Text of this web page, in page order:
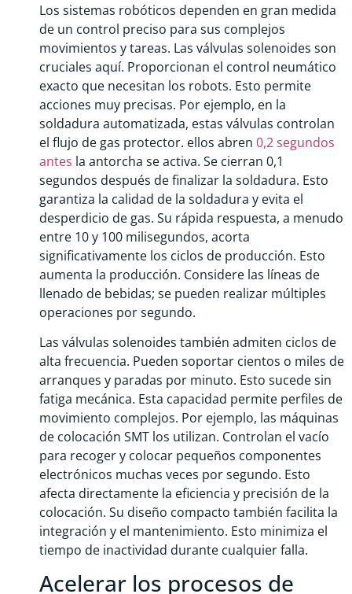
Los sistemas robóticos dependen en gran medida
de un control preciso para sus complejos
movimientos y tareas. Las válvulas solenoides son
cruciales aquí. Proporcionan el control neumático
exacto que necesitan los robots. Esto permite
acciones muy precisas. Por ejemplo, en la
soldadura automatizada, estas válvulas controlan
el flujo de gas protector. ellos abren 0,2 segundos
antes la antorcha se activa. Se cierran 0,1
segundos después de finalizar la soldadura. Esto
garantiza la calidad de la soldadura y evita el
desperdicio de gas. Su rápida respuesta, a menudo
entre 10 y 100 milisegundos, acorta
significativamente los ciclos de producción. Esto
aumenta la producción. Considere las líneas de
llenado de bebidas; se pueden realizar múltiples
operaciones por segundo.
Las válvulas solenoides también admiten ciclos de
alta frecuencia. Pueden soportar cientos o miles de
arranques y paradas por minuto. Esto sucede sin
fatiga mecánica. Esta capacidad permite perfiles de
movimiento complejos. Por ejemplo, las máquinas
de colocación SMT los utilizan. Controlan el vacío
para recoger y colocar pequeños componentes
electrónicos muchas veces por segundo. Esto
afecta directamente la eficiencia y precisión de la
colocación. Su diseño compacto también facilita la
integración y el mantenimiento. Esto minimiza el
tiempo de inactividad durante cualquier falla.
Acelerar los procesos de